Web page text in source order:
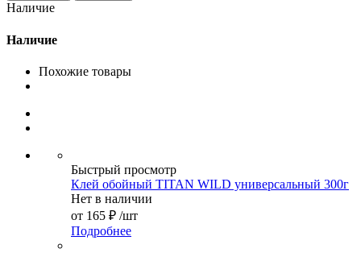
Наличие
Наличие
Похожие товары
Быстрый просмотр
Клей обойный TITAN WILD универсальный 300г
Нет в наличии
от 165 ₽ /шт
Подробнее